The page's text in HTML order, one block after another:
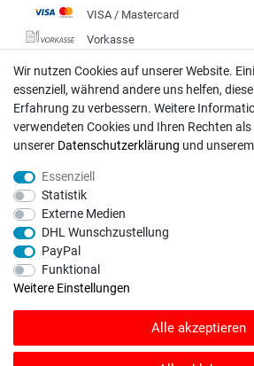
VISA / Mastercard
Vorkasse
DHL
Deutsche Post
Bei Fragen wenden Sie sich direkt an unser
info@rasentraktoren-
MA-Versand GmbH, 53925 Kall, In der Laach
SHOPVOTE Bewertungen. SHOPVOTE setzt
Wir nutzen Cookies auf unserer Website.
essenziell, während andere uns helfen,
Erfahrung zu verbessern. Weitere
verwendeten Cookies und Ihren Rechten
unserer Daten­schutz­erklärung und unserem
Essenziell
Statistik
Externe Medien
DHL Wunschzustellung
PayPal
Funktional
Weitere Einstellungen
Alle akzeptieren